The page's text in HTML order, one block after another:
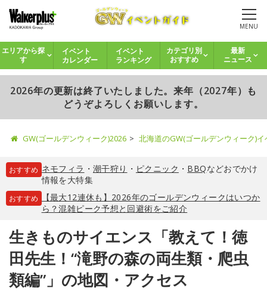
MENU
エリアから探
す
イベント
カレンダー
イベント
ランキング
カテゴリ別
おすすめ
最新
ニュース
2026年の更新は終了いたしました。来年（2027年）も
どうぞよろしくお願いします。
GW(ゴールデンウィーク)2026 北海道のGW(ゴールデンウィーク)
おすすめ ネモフィラ ・ 潮干狩り ・ ピクニック ・ BBQなどおでかけ
情報を大特集
おすすめ
【最大12連休も】2026年のゴールデンウィークはいつか
ら？混雑ピーク予想と回避術をご紹介
生きものサイエンス「教えて！徳
田先生！“滝野の森の両生類・爬虫
類編”」の地図・アクセス